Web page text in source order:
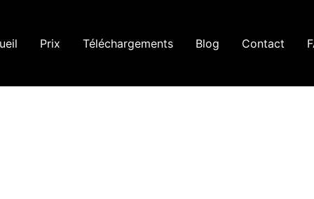
Prix Téléchargements Blog Contact